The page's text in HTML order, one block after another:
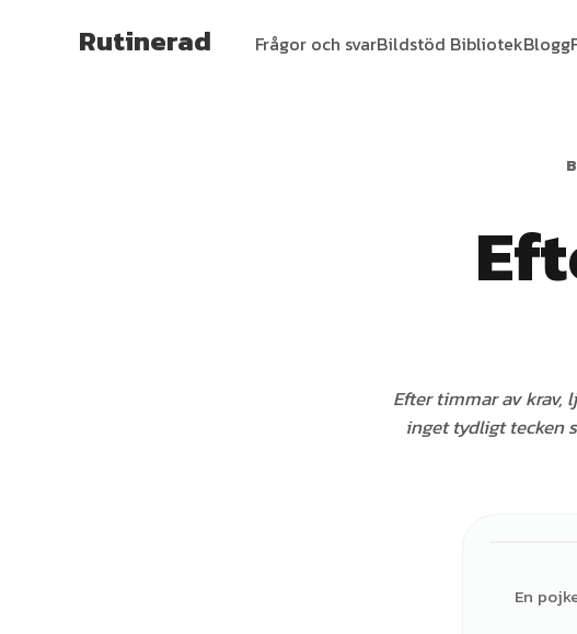
Rutinerad Frågor och svarBildstöd BibliotekBlogg
Efter timmar av krav,
inget tydligt tecken
En